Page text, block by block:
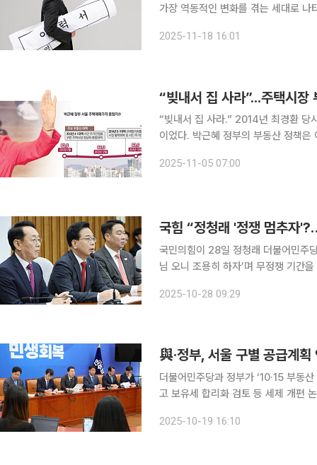
가장 역동적인 변화를 겪는 세대로
투자'·'재테크 몰입'·'결혼의 효율화'라
2025-11-18 16:01
“빚내서 집 사라.” 2014년 최경환 당시 경제부총리가 내놓은 부동산 대책을 두고 시장이 붙인 별명
이었다. 박근혜 정부의 부동산 정책
2013년 2월 박근혜 정부가 출범했을
2025-11-05 07:00
국힘 “정청래 '정쟁 멈추자
국민의힘이 28일 정청래 더불어민주
님 오니 조용히 하자’며 무정쟁 기간
대책회의를 열고 "지금 국민들은 집
2025-10-28 09:29
더불어민주당과 정부가 ‘10·15 부동
고 보유세 합리화 검토 등 세제 개편
선 가계 부담과 조세 저항을 고려해
2025-10-19 16:10